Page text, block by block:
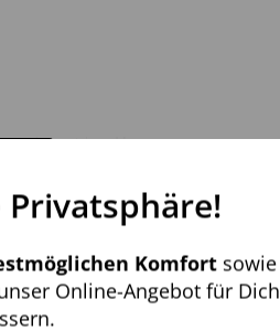
abweichen. Maserungen,
sind gewollt und stellen
gesetzlicher
-ANTWORTEN
Aktiv
Inaktiv
Komfort sowie
Online-Angebot für Dich